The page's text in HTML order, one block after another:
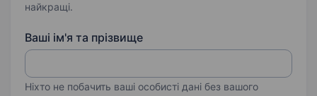
найкращі.
Ваші ім'я та прізвище
Ніхто не побачить ваші особисті дані без вашого